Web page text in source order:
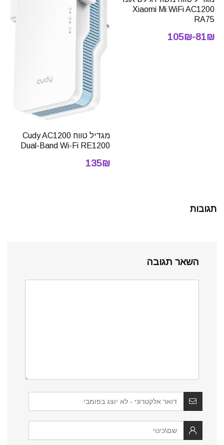
Xiaomi Mi WiFi AC1200
RA75
81₪-105₪
מגדיל טווח Cudy AC1200
Dual-Band Wi-Fi RE1200
135₪
תגובות
השאר תגובה